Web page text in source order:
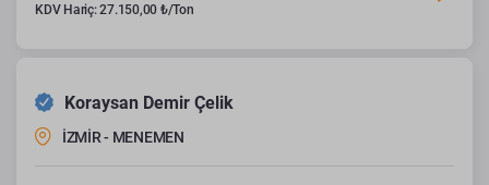
KDV Hariç: 27.150,00 ₺/Ton
Koraysan Demir Çelik
İZMİR - MENEMEN